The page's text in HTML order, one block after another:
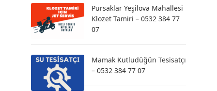
Pursaklar Yeşilova Mahallesi
Klozet Tamiri – 0532 384 77
07
Mamak Kutludüğün Tesisatçı
– 0532 384 77 07